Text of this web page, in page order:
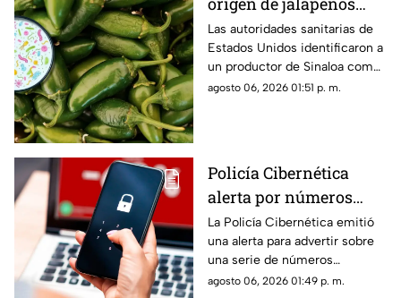
ligados a brote de
salmonella en EU; hay
345 casos en 27 estados
Las autoridades sanitarias de
Estados Unidos identificaron a
un productor de Sinaloa como
el origen de los chiles
agosto 06, 2026 01:51 p. m.
Policía Cibernética
alerta por números
usados para fraudes y
extorsiones; estos son
los que debes evitar
La Policía Cibernética emitió
una alerta para advertir sobre
una serie de números
telefónicos relacionados con
agosto 06, 2026 01:49 p. m.